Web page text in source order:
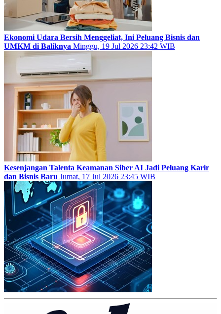
Ekonomi Udara Bersih Menggeliat, Ini Peluang Bisnis dan
UMKM di Baliknya Minggu, 19 Jul 2026 23:42 WIB
Kesenjangan Talenta Keamanan Siber AI Jadi Peluang Karir
dan Bisnis Baru Jumat, 17 Jul 2026 23:45 WIB